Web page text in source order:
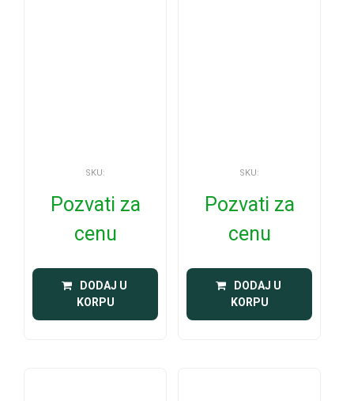
SKU:
Pozvati za
cenu
DODAJ U
KORPU
SKU:
Pozvati za
cenu
DODAJ U
KORPU